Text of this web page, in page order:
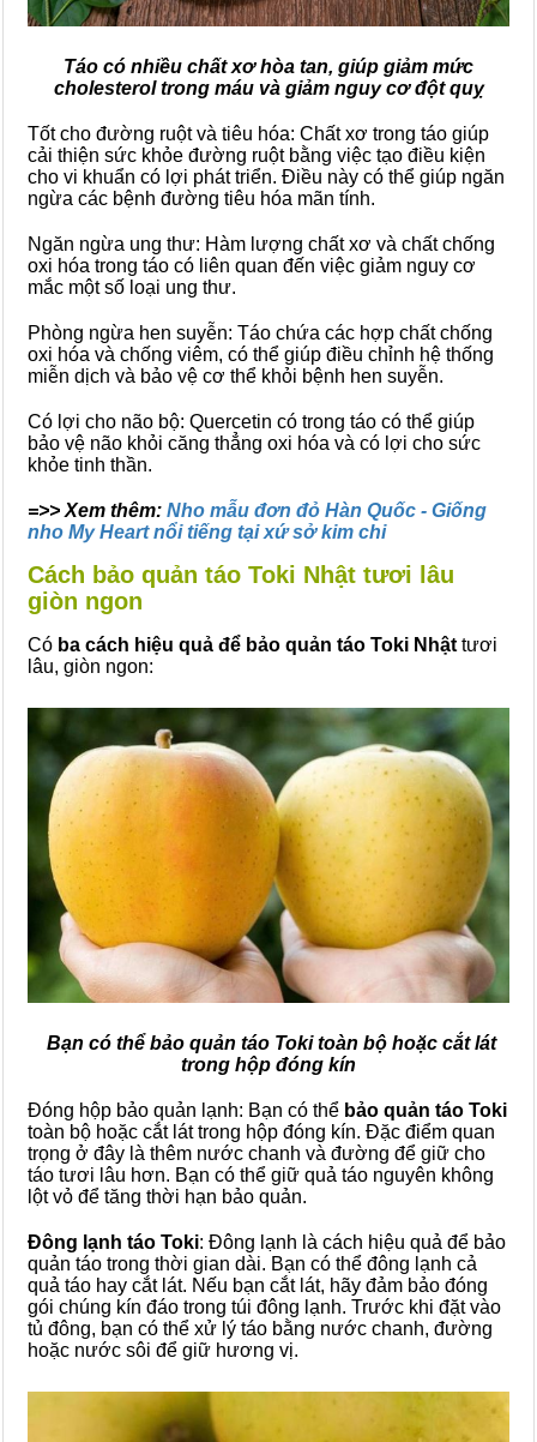
Táo có nhiều chất xơ hòa tan, giúp giảm mức
cholesterol trong máu và giảm nguy cơ đột quỵ
Tốt cho đường ruột và tiêu hóa: Chất xơ trong táo giúp
cải thiện sức khỏe đường ruột bằng việc tạo điều kiện
cho vi khuẩn có lợi phát triển. Điều này có thể giúp ngăn
ngừa các bệnh đường tiêu hóa mãn tính.
Ngăn ngừa ung thư: Hàm lượng chất xơ và chất chống
oxi hóa trong táo có liên quan đến việc giảm nguy cơ
mắc một số loại ung thư.
Phòng ngừa hen suyễn: Táo chứa các hợp chất chống
oxi hóa và chống viêm, có thể giúp điều chỉnh hệ thống
miễn dịch và bảo vệ cơ thể khỏi bệnh hen suyễn.
Có lợi cho não bộ: Quercetin có trong táo có thể giúp
bảo vệ não khỏi căng thẳng oxi hóa và có lợi cho sức
khỏe tinh thần.
=>> Xem thêm: Nho mẫu đơn đỏ Hàn Quốc - Giống
nho My Heart nổi tiếng tại xứ sở kim chi
Cách bảo quản táo Toki Nhật tươi lâu
giòn ngon
Có ba cách hiệu quả để bảo quản táo Toki Nhật tươi
lâu, giòn ngon:
Bạn có thể bảo quản táo Toki toàn bộ hoặc cắt lát
trong hộp đóng kín
Đóng hộp bảo quản lạnh: Bạn có thể bảo quản táo Toki
toàn bộ hoặc cắt lát trong hộp đóng kín. Đặc điểm quan
trọng ở đây là thêm nước chanh và đường để giữ cho
táo tươi lâu hơn. Bạn có thể giữ quả táo nguyên không
lột vỏ để tăng thời hạn bảo quản.
Đông lạnh táo Toki: Đông lạnh là cách hiệu quả để bảo
quản táo trong thời gian dài. Bạn có thể đông lạnh cả
quả táo hay cắt lát. Nếu bạn cắt lát, hãy đảm bảo đóng
gói chúng kín đáo trong túi đông lạnh. Trước khi đặt vào
tủ đông, bạn có thể xử lý táo bằng nước chanh, đường
hoặc nước sôi để giữ hương vị.